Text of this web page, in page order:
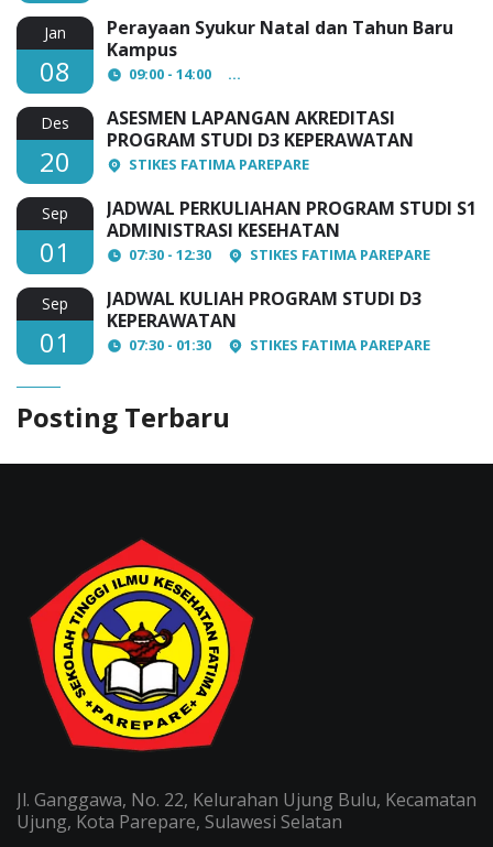
Jan
08
Perayaan Syukur Natal dan Tahun Baru
Kampus
09:00 - 14:00
Des
20
ASESMEN LAPANGAN AKREDITASI
PROGRAM STUDI D3 KEPERAWATAN
STIKES FATIMA PAREPARE
Sep
01
JADWAL PERKULIAHAN PROGRAM STUDI S1
ADMINISTRASI KESEHATAN
07:30 - 12:30 STIKES FATIMA PAREPARE
Sep
01
JADWAL KULIAH PROGRAM STUDI D3
KEPERAWATAN
07:30 - 01:30 STIKES FATIMA PAREPARE
Posting Terbaru
Jl. Ganggawa, No. 22, Kelurahan Ujung Bulu, Kecamatan
Ujung, Kota Parepare, Sulawesi Selatan